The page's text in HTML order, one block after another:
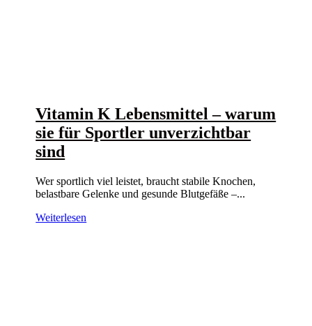
Vitamin K Lebensmittel – warum
sie für Sportler unverzichtbar
sind
Wer sportlich viel leistet, braucht stabile Knochen,
belastbare Gelenke und gesunde Blutgefäße –...
Weiterlesen